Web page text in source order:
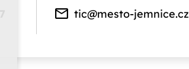
tic@mesto-jemnice.cz